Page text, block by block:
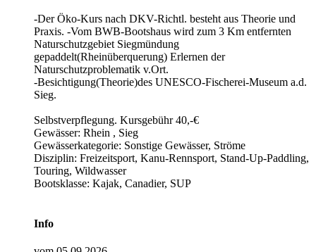
-Der Öko-Kurs nach DKV-Richtl. besteht aus Theorie und
Praxis. -Vom BWB-Bootshaus wird zum 3 Km entfernten
Naturschutzgebiet Siegmündung
gepaddelt(Rheinüberquerung) Erlernen der
Naturschutzproblematik v.Ort.
-Besichtigung(Theorie)des UNESCO-Fischerei-Museum a.d.
Sieg.
Selbstverpflegung. Kursgebühr 40,-€
Gewässer: Rhein , Sieg
Gewässerkategorie: Sonstige Gewässer, Ströme
Disziplin: Freizeitsport, Kanu-Rennsport, Stand-Up-Paddling,
Touring, Wildwasser
Bootsklasse: Kajak, Canadier, SUP
Info